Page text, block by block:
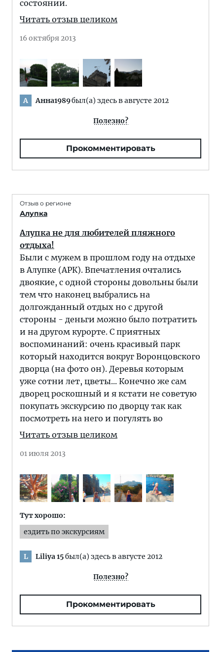
состоянии.
Читать отзыв целиком
16 октября 2013
А Анна1989был(а) здесь в августе 2012
Полезно?
Прокомментировать
Отзыв о регионе
Алупка
Алупка не для любителей пляжного
отдыха!
Были с мужем в прошлом году на отдыхе
в Алупке (АРК). Впечатления очтались
двоякие, с одной стороны довольны были
тем что наконец выбрались на
долгожданный отдых но с другой
стороны - деньги можно было потратить
и на другом курорте. С приятных
воспоминаний: очень красивый парк
который находится вокруг Воронцовского
дворца (на фото он). Деревья которым
уже сотни лет, цветы... Конечно же сам
дворец роскошный и я кстати не советую
покупать экскурсию по дворцу так как
посмотреть на него и погулять во
Читать отзыв целиком
01 июля 2013
Тут хорошо:
ездить по экскурсиям
L Liliya 15был(а) здесь в августе 2012
Полезно?
Прокомментировать